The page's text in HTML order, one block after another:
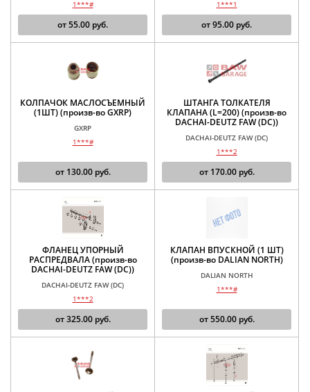
1***#
от55.00 руб.
1***1
от95.00 руб.
КОЛПАЧОК МАСЛОСЪЕМНЫЙ
(1ШТ) (произв-во GXRP)
GXRP
1***#
от 130.00руб.
ШТАНГА ТОЛКАТЕЛЯ
КЛАПАНА (L=200) (произв-во
DACHAI-DEUTZ FAW (DC))
DACHAI-DEUTZ FAW (DC)
1***2
от 170.00руб.
ФЛАНЕЦ УПОРНЫЙ
РАСПРЕДВАЛА (произв-во
DACHAI-DEUTZ FAW (DC))
DACHAI-DEUTZ FAW (DC)
1***2
от325.00руб.
КЛАПАН ВПУСКНОЙ (1 ШТ)
(произв-во DALIAN NORTH)
DALIAN NORTH
1***#
от550.00руб.